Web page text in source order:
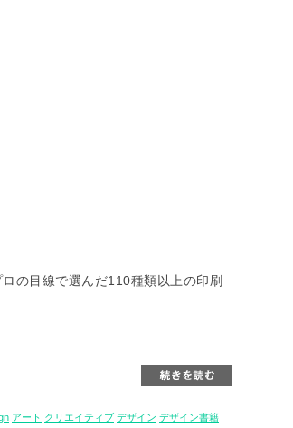
の目線で選んだ110種類以上の印刷
アート クリエイティブ デザイン デザイン書籍